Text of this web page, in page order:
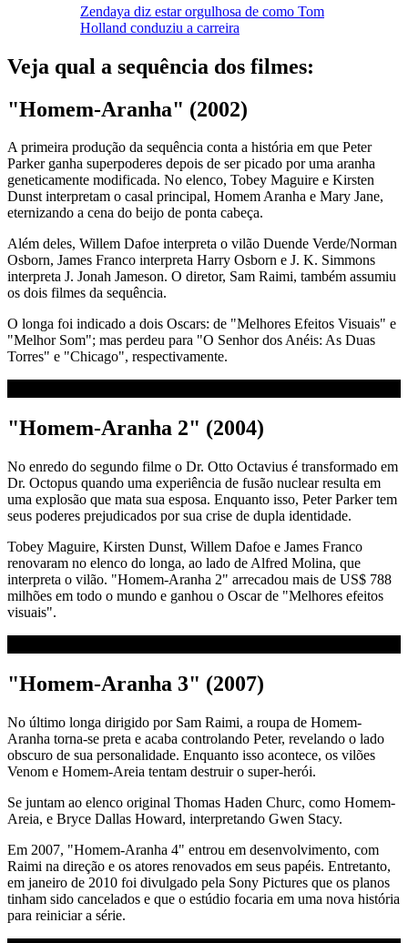
Zendaya diz estar orgulhosa de como Tom
Holland conduziu a carreira
Veja qual a sequência dos filmes:
"Homem-Aranha" (2002)
A primeira produção da sequência conta a história em que Peter
Parker ganha superpoderes depois de ser picado por uma aranha
geneticamente modificada. No elenco, Tobey Maguire e Kirsten
Dunst interpretam o casal principal, Homem Aranha e Mary Jane,
eternizando a cena do beijo de ponta cabeça.
Além deles, Willem Dafoe interpreta o vilão Duende Verde/Norman
Osborn, James Franco interpreta Harry Osborn e J. K. Simmons
interpreta J. Jonah Jameson. O diretor, Sam Raimi, também assumiu
os dois filmes da sequência.
O longa foi indicado a dois Oscars: de "Melhores Efeitos Visuais" e
"Melhor Som"; mas perdeu para "O Senhor dos Anéis: As Duas
Torres" e "Chicago", respectivamente.
"Homem-Aranha 2" (2004)
No enredo do segundo filme o Dr. Otto Octavius é transformado em
Dr. Octopus quando uma experiência de fusão nuclear resulta em
uma explosão que mata sua esposa. Enquanto isso, Peter Parker tem
seus poderes prejudicados por sua crise de dupla identidade.
Tobey Maguire, Kirsten Dunst, Willem Dafoe e James Franco
renovaram no elenco do longa, ao lado de Alfred Molina, que
interpreta o vilão. "Homem-Aranha 2" arrecadou mais de US$ 788
milhões em todo o mundo e ganhou o Oscar de "Melhores efeitos
visuais".
"Homem-Aranha 3" (2007)
No último longa dirigido por Sam Raimi, a roupa de Homem-
Aranha torna-se preta e acaba controlando Peter, revelando o lado
obscuro de sua personalidade. Enquanto isso acontece, os vilões
Venom e Homem-Areia tentam destruir o super-herói.
Se juntam ao elenco original Thomas Haden Churc, como Homem-
Areia, e Bryce Dallas Howard, interpretando Gwen Stacy.
Em 2007, "Homem-Aranha 4" entrou em desenvolvimento, com
Raimi na direção e os atores renovados em seus papéis. Entretanto,
em janeiro de 2010 foi divulgado pela Sony Pictures que os planos
tinham sido cancelados e que o estúdio focaria em uma nova história
para reiniciar a série.